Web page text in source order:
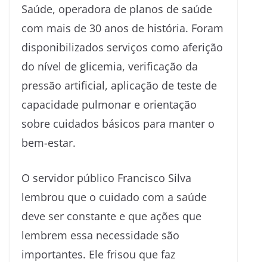
Saúde, operadora de planos de saúde
com mais de 30 anos de história. Foram
disponibilizados serviços como aferição
do nível de glicemia, verificação da
pressão artificial, aplicação de teste de
capacidade pulmonar e orientação
sobre cuidados básicos para manter o
bem-estar.
O servidor público Francisco Silva
lembrou que o cuidado com a saúde
deve ser constante e que ações que
lembrem essa necessidade são
importantes. Ele frisou que faz